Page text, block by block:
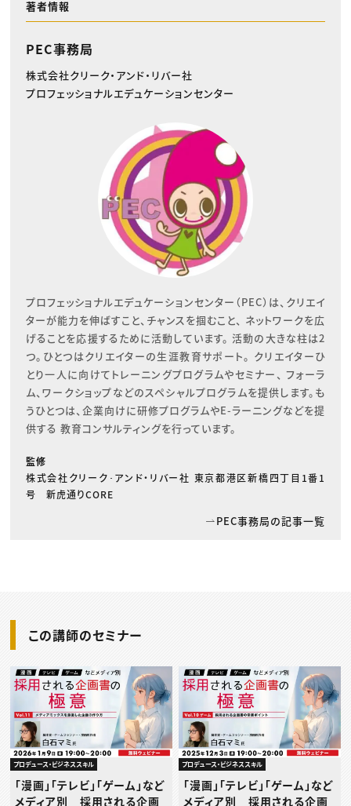
著者情報
PEC事務局
株式会社クリーク・アンド・リバー社
プロフェッショナルエデュケーションセンター
プロフェッショナルエデュケーションセンター（PEC）は、クリエイ
ターが能力を伸ばすこと、チャンスを掴むこと、 ネットワークを広
げることを応援するために活動しています。 活動の大きな柱は2
つ。ひとつはクリエイターの生涯教育サポート。 クリエイターひ
とり一人に向けてトレーニングプログラムやセミナー、 フォーラ
ム、ワークショップなどのスペシャルプログラムを提供します。も
うひとつは、企業向けに研修プログラムやE-ラーニングなどを提
供する 教育コンサルティングを行っています。
監修
株式会社クリーク･アンド・リバー社 東京都港区新橋四丁目1番1
号 新虎通りCORE
PEC事務局の記事一覧
この講師のセミナー
プロデュース・ビジネススキル
「漫画」「テレビ」「ゲーム」など
メディア別 採用される企画
プロデュース・ビジネススキル
「漫画」「テレビ」「ゲーム」など
メディア別 採用される企画